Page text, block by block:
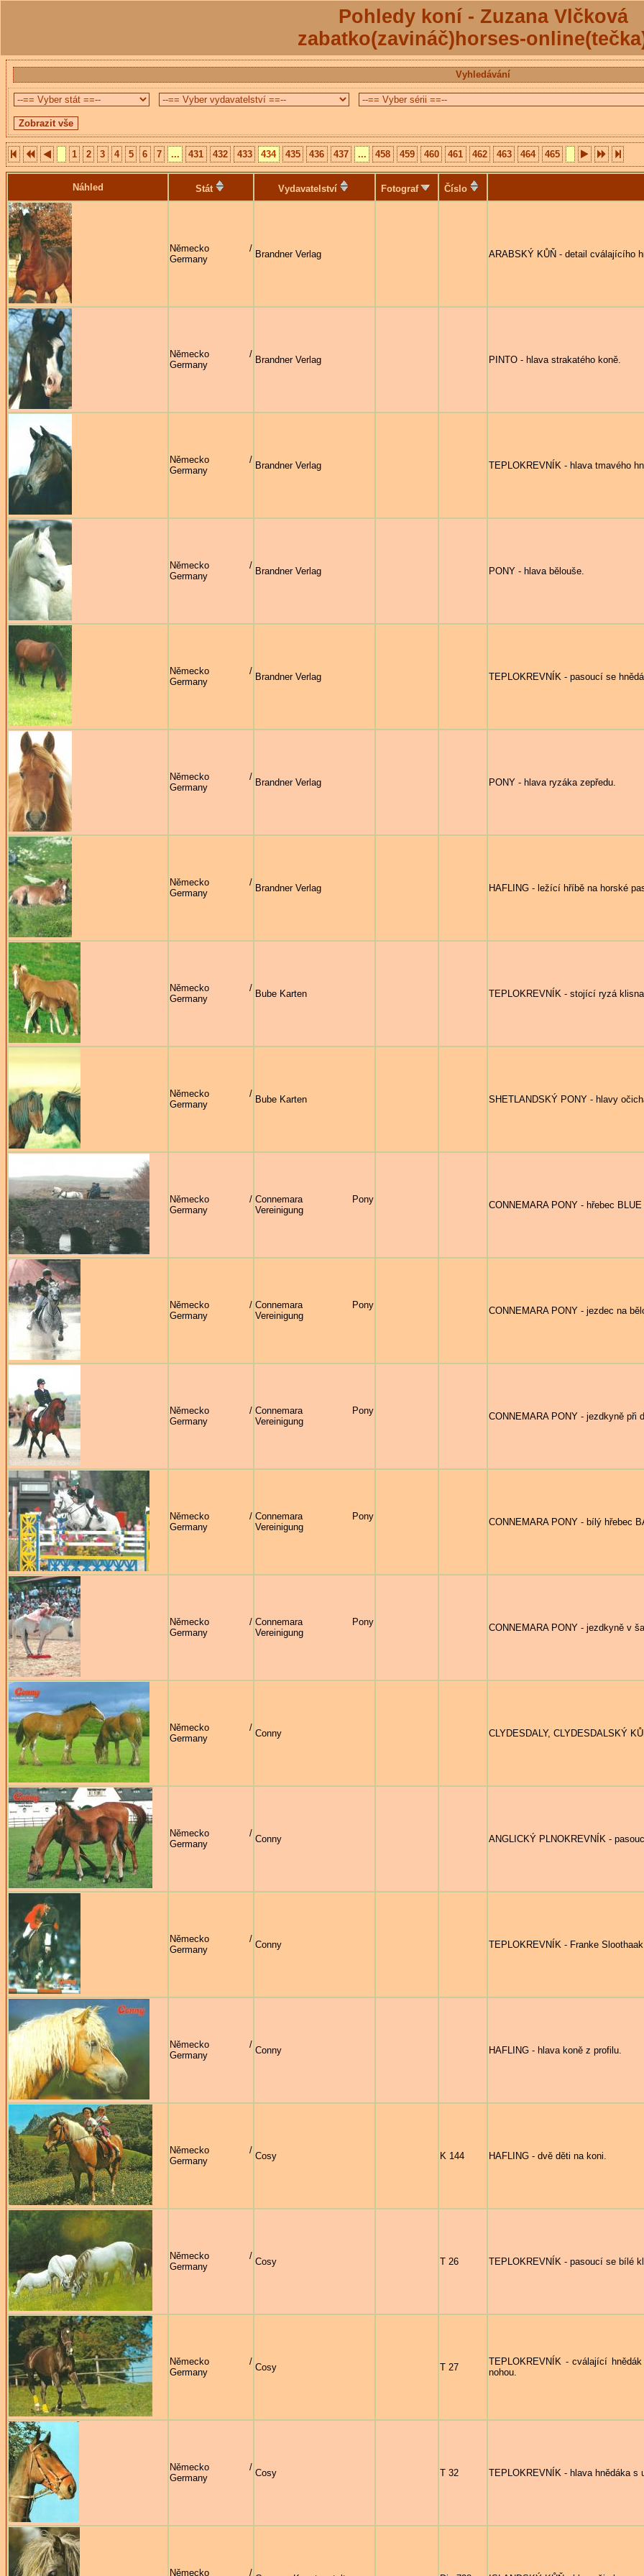
Pohledy koní - Zuzana Vlčková
zabatko(zavináč)horses-
Vyhledávání
1 2 3 4 5 6 7 ... 431 432 433 434 435 436 437 ... 458 459 460 461 462 463 464 465
Náhled Stát Vydavatelství Fotograf Číslo
Německo /
Germany
Brandner Verlag ARABSKÝ KŮŇ - detail cválajícího
Německo /
Germany
Brandner Verlag PINTO - hlava strakatého koně.
Německo /
Germany
Brandner Verlag TEPLOKREVNÍK - hlava tmavého
Německo /
Germany
Brandner Verlag PONY - hlava bělouše.
Německo /
Germany
Brandner Verlag TEPLOKREVNÍK - pasoucí se
Německo /
Germany
Brandner Verlag PONY - hlava ryzáka zepředu.
Německo /
Germany
Brandner Verlag HAFLING - ležící hříbě na horské
Německo /
Germany
Bube Karten TEPLOKREVNÍK - stojící ryzá
Německo /
Germany
Bube Karten SHETLANDSKÝ PONY - hlavy
Německo /
Germany
Connemara Pony
Vereinigung
CONNEMARA PONY - hřebec
Německo /
Germany
Connemara Pony
Vereinigung
CONNEMARA PONY - jezdec na
Německo /
Germany
Connemara Pony
Vereinigung
CONNEMARA PONY - jezdkyně při
Německo /
Germany
Connemara Pony
Vereinigung
CONNEMARA PONY - bílý hřebec
Německo /
Germany
Connemara Pony
Vereinigung
CONNEMARA PONY - jezdkyně v
Německo /
Germany
Conny CLYDESDALY, CLYDESDALSKÝ
Německo /
Germany
Conny ANGLICKÝ PLNOKREVNÍK -
Německo /
Germany
Conny TEPLOKREVNÍK - Franke
Německo /
Germany
Conny HAFLING - hlava koně z profilu.
Německo /
Germany
Cosy K 144 HAFLING - dvě děti na koni.
Německo /
Germany
Cosy T 26 TEPLOKREVNÍK - pasoucí se bílé
Německo /
Germany
Cosy T 27
TEPLOKREVNÍK - cválající
nohou.
Německo /
Germany
Cosy T 32 TEPLOKREVNÍK - hlava hnědáka s
Německo /